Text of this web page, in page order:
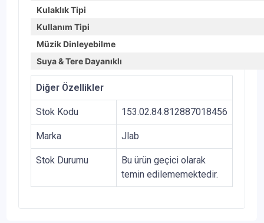
Kulaklık Tipi
Kullanım Tipi
Müzik Dinleyebilme
Suya & Tere Dayanıklı
Diğer Özellikler
Stok Kodu 153.02.84.812887018456
Marka Jlab
Stok Durumu
Bu ürün geçici olarak
temin edilememektedir.